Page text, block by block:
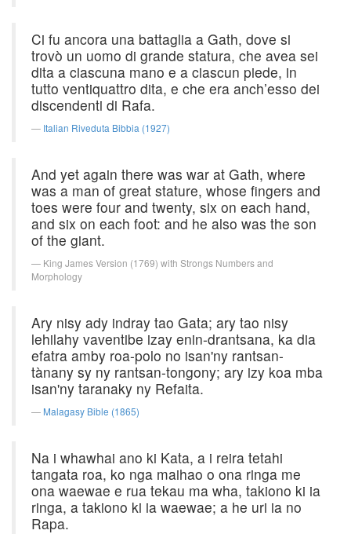
Ci fu ancora una battaglia a Gath, dove si
trovò un uomo di grande statura, che avea sei
dita a ciascuna mano e a ciascun piede, in
tutto ventiquattro dita, e che era anch’esso dei
discendenti di Rafa.
Italian Riveduta Bibbia (1927)
And yet again there was war at Gath, where
was a man of great stature, whose fingers and
toes were four and twenty, six on each hand,
and six on each foot: and he also was the son
of the giant.
King James Version (1769) with Strongs Numbers and
Morphology
Ary nisy ady indray tao Gata; ary tao nisy
lehilahy vaventibe izay enin-drantsana, ka dia
efatra amby roa-polo no isan'ny rantsan-
tànany sy ny rantsan-tongony; ary izy koa mba
isan'ny taranaky ny Refaita.
Malagasy Bible (1865)
Na i whawhai ano ki Kata, a i reira tetahi
tangata roa, ko nga maihao o ona ringa me
ona waewae e rua tekau ma wha, takiono ki ia
ringa, a takiono ki ia waewae; a he uri ia no
Rapa.